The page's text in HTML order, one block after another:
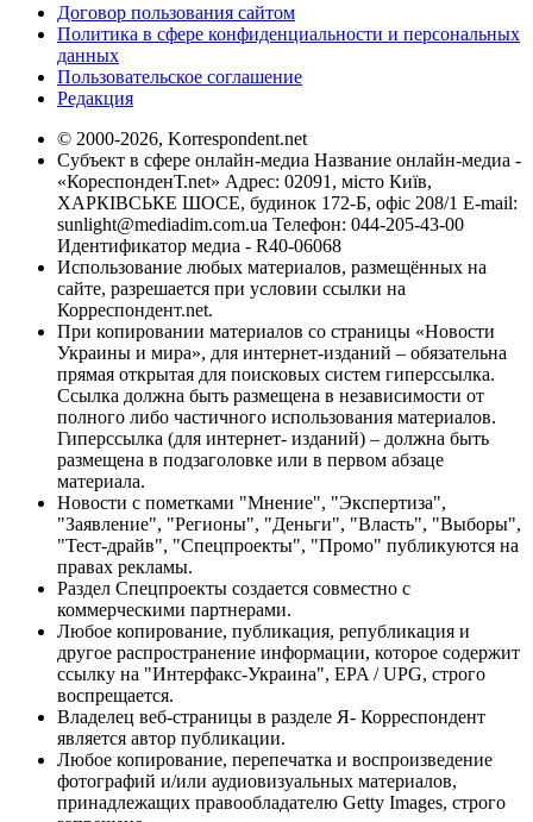
Договор пользования сайтом
Политика в сфере конфиденциальности и персональных
данных
Пользовательское соглашение
Редакция
© 2000-2026, Korrespondent.net
Субъект в сфере онлайн-медиа Название онлайн-медиа -
«КореспонденТ.net» Адрес: 02091, місто Київ,
ХАРКІВСЬКЕ ШОСЕ, будинок 172-Б, офіс 208/1 E-mail:
sunlight@mediadim.com.ua Телефон: 044-205-43-00
Идентификатор медиа - R40-06068
Использование любых материалов, размещённых на
сайте, разрешается при условии ссылки на
Корреспондент.net.
При копировании материалов со страницы «Новости
Украины и мира», для интернет-изданий – обязательна
прямая открытая для поисковых систем гиперссылка.
Ссылка должна быть размещена в независимости от
полного либо частичного использования материалов.
Гиперссылка (для интернет- изданий) – должна быть
размещена в подзаголовке или в первом абзаце
материала.
Новости с пометками "Мнение", "Экспертиза",
"Заявление", "Регионы", "Деньги", "Власть", "Выборы",
"Тест-драйв", "Спецпроекты", "Промо" публикуются на
правах рекламы.
Раздел Спецпроекты создается совместно с
коммерческими партнерами.
Любое копирование, публикация, републикация и
другое распространение информации, которое содержит
ссылку на "Интерфакс-Украина", EPA / UPG, строго
воспрещается.
Владелец веб-страницы в разделе Я- Корреспондент
является автор публикации.
Любое копирование, перепечатка и воспроизведение
фотографий и/или аудиовизуальных материалов,
принадлежащих правообладателю Getty Images, строго